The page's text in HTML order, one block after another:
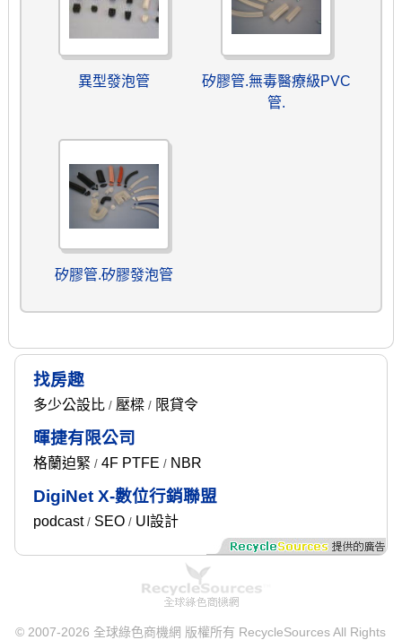
異型發泡管
矽膠管.無毒醫療級PVC
管.
矽膠管.矽膠發泡管
找房趣
多少公設比/ 壓樑/ 限貸令
暉捷有限公司
格蘭迫緊 / 4F PTFE / NBR
DigiNet X-數位行銷聯盟
podcast/ SEO/ UI設計
© 2007-2026 全球綠色商機網 版權所有 RecycleSources All Rights